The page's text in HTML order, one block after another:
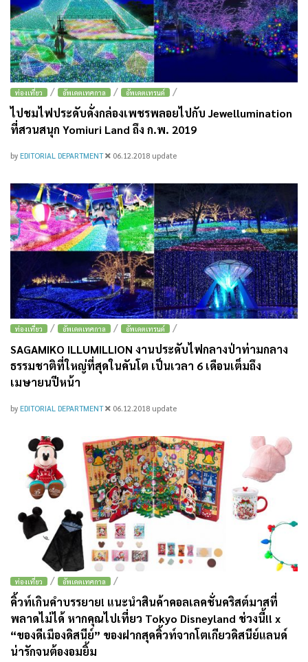
ท่องเที่ยว / อัพเดตเทศกาล / อัพเดตเทรนด์ /
ไปชมไฟประดับดั่งกล่องเพชรพลอยไปกับ Jewellumination
ที่สวนสนุก Yomiuri Land ถึง ก.พ. 2019
by EDITORIAL DEPARTMENT 06.12.2018 update
ท่องเที่ยว / อัพเดตเทศกาล / อัพเดตเทรนด์ /
SAGAMIKO ILLUMILLION งานประดับไฟกลางป่าท่ามกลาง
ธรรมชาติที่ใหญ่ที่สุดในคันโต เป็นเวลา 6 เดือนเต็มถึง
เมษายนปีหน้า
by EDITORIAL DEPARTMENT 06.12.2018 update
ท่องเที่ยว / อัพเดตเทศกาล /
คิ้วท์เกินคำบรรยาย! แนะนำสินค้าคอลเลคชั่นคริสต์มาสที่
พลาดไม่ได้ หากคุณไปเที่ยว Tokyo Disneyland ช่วงนี้!! x
“ของดีเมืองดิสนีย์” ของฝากสุดคิ้วท์จากโตเกียวดิสนีย์แลนด์
น่ารักจนต้องอมยิ้ม